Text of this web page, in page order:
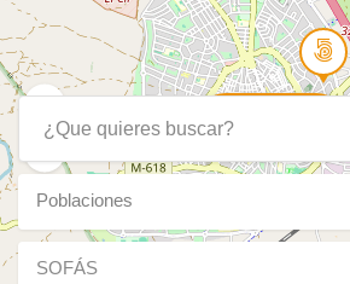
Poblaciones
SOFÁS
Show Map